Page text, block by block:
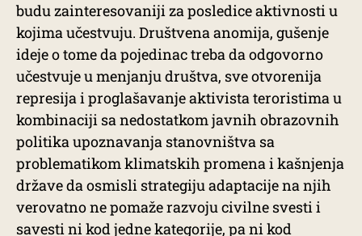
budu zainteresovaniji za posledice aktivnosti u
kojima učestvuju. Društvena anomija, gušenje
ideje o tome da pojedinac treba da odgovorno
učestvuje u menjanju društva, sve otvorenija
represija i proglašavanje aktivista teroristima u
kombinaciji sa nedostatkom javnih obrazovnih
politika upoznavanja stanovništva sa
problematikom klimatskih promena i kašnjenja
države da osmisli strategiju adaptacije na njih
verovatno ne pomaže razvoju civilne svesti i
savesti ni kod jedne kategorije, pa ni kod